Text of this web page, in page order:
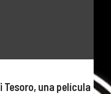
Tesoro, una película